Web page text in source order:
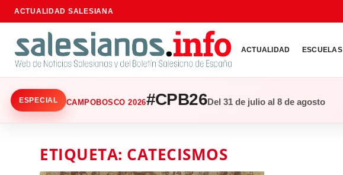
ACTUALIDAD SALESIANA
ACTUALIDAD ESCUELAS
ESPECIAL CAMPOBOSCO 2026#CPB26Del 31 de julio al 8 de agosto
ETIQUETA: CATECISMOS